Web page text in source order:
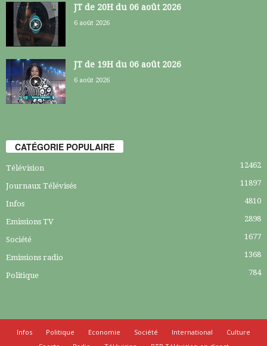
JT de 20H du 06 août 2026
6 août 2026
JT de 19H du 06 août 2026
6 août 2026
CATÉGORIE POPULAIRE
Télévision 12462
Journaux Télévisés 11897
Infos 4810
Emissions TV 2898
Société 1677
Emissions radio 1368
Politique 784
Infos Politique Economie Société International
Culture